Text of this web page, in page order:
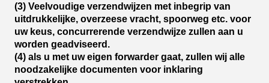
(3) Veelvoudige verzendwijzen met inbegrip van
uitdrukkelijke, overzeese vracht, spoorweg etc. voor
uw keus, concurrerende verzendwijze zullen aan u
worden geadviseerd.
(4) als u met uw eigen forwarder gaat, zullen wij alle
noodzakelijke documenten voor inklaring